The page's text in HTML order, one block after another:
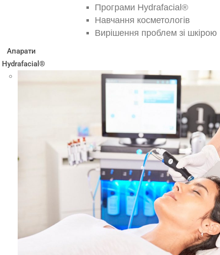
Програми Hydrafacial®
Навчання косметологів
Вирішення проблем зі шкірою
Апарати
Hydrafacial®